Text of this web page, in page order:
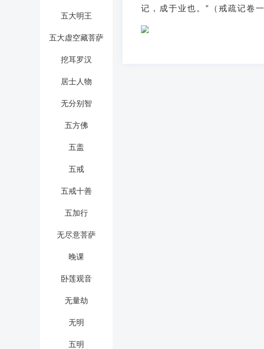
五大明王
五大虚空藏菩萨
挖耳罗汉
居士人物
无分别智
五方佛
五盖
五戒
五戒十善
五加行
无尽意菩萨
晚课
卧莲观音
无量劫
无明
五明
记，成于业也。”（戒疏记卷一